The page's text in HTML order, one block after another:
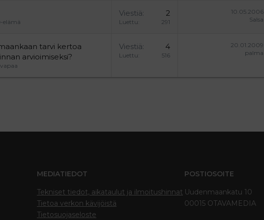
elämä
Viestiä 2
Luettu 291
10.05.2006
Salsa
tarvi kertoa
arvioimiseksi?
Viestiä 4
Luettu 516
20.01.2009
palma
MEDIATIEDOT
Tekniset tiedot, aikataulut ja ilmoitushinnat
Tietoa verkon kävijöistä
Tietosuojaseloste
POSTIOSOITE
Uudenmaankatu 10
00015 OTAVAMEDIA